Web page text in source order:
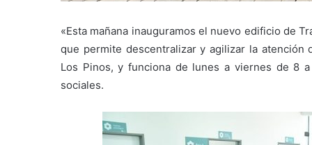
«Esta mañana inauguramos el nuevo edificio de
que permite descentralizar y agilizar la atención
Los Pinos, y funciona de lunes a viernes de 8
sociales.